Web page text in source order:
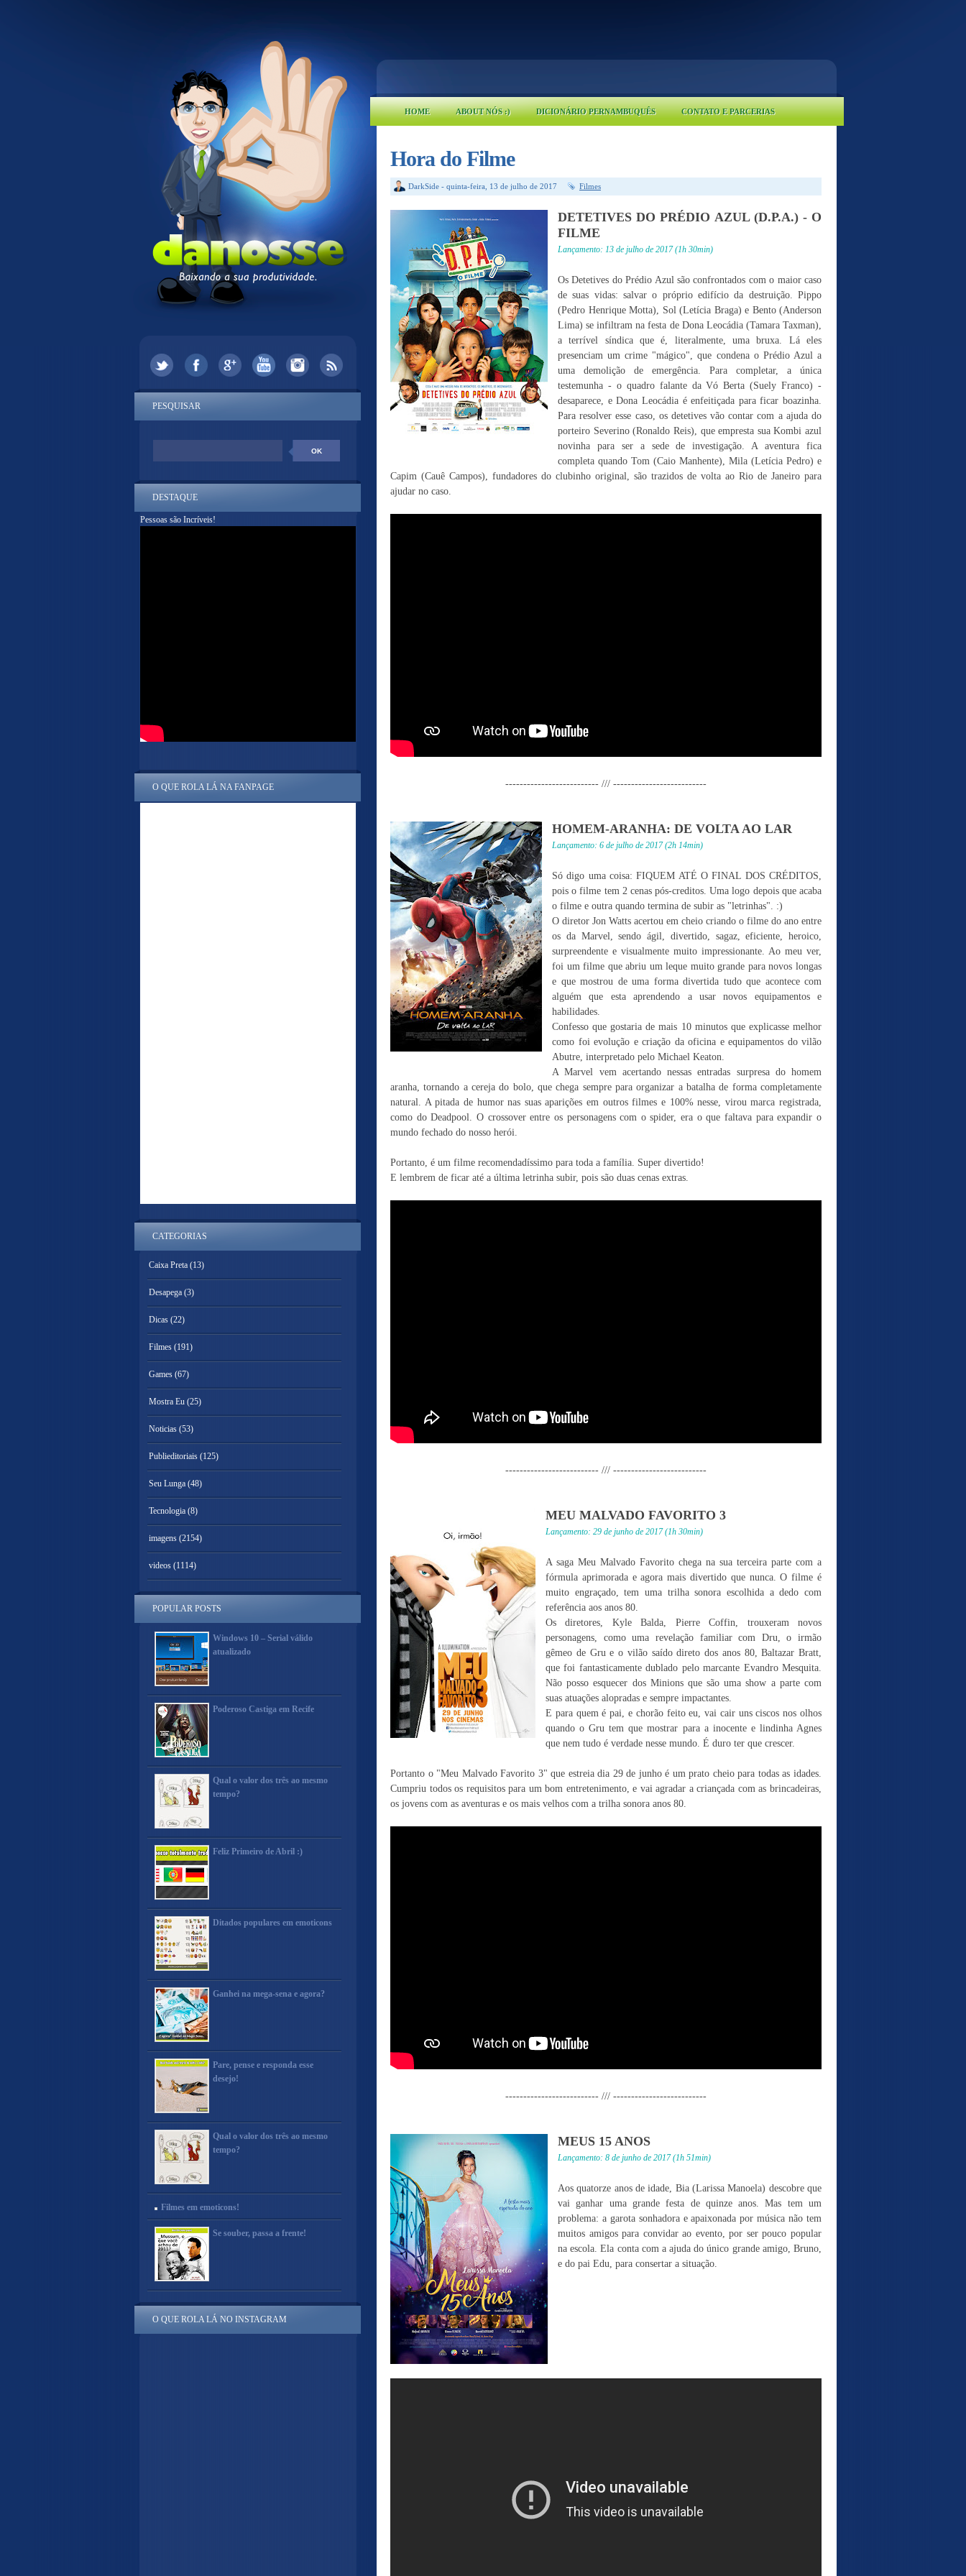
HOME ABOUT NÓS :) DICIONÁRIO PERNAMBUQUÊS CONTATO E PARCERIAS
Hora do Filme
DarkSide - quinta-feira, 13 de julho de 2017 Filmes
DETETIVES DO PRÉDIO AZUL (D.P.A.) - O
FILME
Lançamento: 13 de julho de 2017 (1h 30min)
Os Detetives do Prédio Azul são confrontados com o maior caso
de suas vidas: salvar o próprio edifício da destruição. Pippo
(Pedro Henrique Motta), Sol (Letícia Braga) e Bento (Anderson
Lima) se infiltram na festa de Dona Leocádia (Tamara Taxman),
a terrível síndica que é, literalmente, uma bruxa. Lá eles
presenciam um crime "mágico", que condena o Prédio Azul a
uma demolição de emergência. Para completar, a única
testemunha - o quadro falante da Vó Berta (Suely Franco) -
desaparece, e Dona Leocádia é enfeitiçada para ficar boazinha.
Para resolver esse caso, os detetives vão contar com a ajuda do
porteiro Severino (Ronaldo Reis), que empresta sua Kombi azul
novinha para ser a sede de investigação. A aventura fica
completa quando Tom (Caio Manhente), Mila (Letícia Pedro) e
Capim (Cauê Campos), fundadores do clubinho original, são trazidos de volta ao Rio de Janeiro para
ajudar no caso.
-------------------------- /// --------------------------
HOMEM-ARANHA: DE VOLTA AO LAR
Lançamento: 6 de julho de 2017 (2h 14min)
Só digo uma coisa: FIQUEM ATÉ O FINAL DOS CRÉDITOS,
pois o filme tem 2 cenas pós-creditos. Uma logo depois que acaba
o filme e outra quando termina de subir as "letrinhas". :)
O diretor Jon Watts acertou em cheio criando o filme do ano entre
os da Marvel, sendo ágil, divertido, sagaz, eficiente, heroico,
surpreendente e visualmente muito impressionante. Ao meu ver,
foi um filme que abriu um leque muito grande para novos longas
e que mostrou de uma forma divertida tudo que acontece com
alguém que esta aprendendo a usar novos equipamentos e
habilidades.
Confesso que gostaria de mais 10 minutos que explicasse melhor
como foi evolução e criação da oficina e equipamentos do vilão
Abutre, interpretado pelo Michael Keaton.
A Marvel vem acertando nessas entradas surpresa do homem
aranha, tornando a cereja do bolo, que chega sempre para organizar a batalha de forma completamente
natural. A pitada de humor nas suas aparições em outros filmes e 100% nesse, virou marca registrada,
como do Deadpool. O crossover entre os personagens com o spider, era o que faltava para expandir o
mundo fechado do nosso herói.
Portanto, é um filme recomendadíssimo para toda a família. Super divertido!
E lembrem de ficar até a última letrinha subir, pois são duas cenas extras.
-------------------------- /// --------------------------
MEU MALVADO FAVORITO 3
Lançamento: 29 de junho de 2017 (1h 30min)
A saga Meu Malvado Favorito chega na sua terceira parte com a
fórmula aprimorada e agora mais divertido que nunca. O filme é
muito engraçado, tem uma trilha sonora escolhida a dedo com
referência aos anos 80.
Os diretores, Kyle Balda, Pierre Coffin, trouxeram novos
personagens, como uma revelação familiar com Dru, o irmão
gêmeo de Gru e o vilão saído direto dos anos 80, Baltazar Bratt,
que foi fantasticamente dublado pelo marcante Evandro Mesquita.
Não posso esquecer dos Minions que são uma show a parte com
suas atuações alopradas e sempre impactantes.
E para quem é pai, e chorão feito eu, vai cair uns ciscos nos olhos
quando o Gru tem que mostrar para a inocente e lindinha Agnes
que nem tudo é verdade nesse mundo. É duro ter que crescer.
Portanto o "Meu Malvado Favorito 3" que estreia dia 29 de junho é um prato cheio para todas as idades.
Cumpriu todos os requisitos para um bom entretenimento, e vai agradar a criançada com as brincadeiras,
os jovens com as aventuras e os mais velhos com a trilha sonora anos 80.
-------------------------- /// --------------------------
MEUS 15 ANOS
Lançamento: 8 de junho de 2017 (1h 51min)
Aos quatorze anos de idade, Bia (Larissa Manoela) descobre que
vai ganhar uma grande festa de quinze anos. Mas tem um
problema: a garota sonhadora e apaixonada por música não tem
muitos amigos para convidar ao evento, por ser pouco popular
na escola. Ela conta com a ajuda do único grande amigo, Bruno,
e do pai Edu, para consertar a situação.
PESQUISAR
DESTAQUE
Pessoas são Incríveis!
O QUE ROLA LÁ NA FANPAGE
CATEGORIAS
Caixa Preta (13)
Desapega (3)
Dicas (22)
Filmes (191)
Games (67)
Mostra Eu (25)
Noticias (53)
Publieditoriais (125)
Seu Lunga (48)
Tecnologia (8)
imagens (2154)
videos (1114)
POPULAR POSTS
Windows 10 – Serial válido
atualizado
Poderoso Castiga em Recife
Qual o valor dos três ao mesmo
tempo?
Feliz Primeiro de Abril :)
Ditados populares em emoticons
Ganhei na mega-sena e agora?
Pare, pense e responda esse
desejo!
Qual o valor dos três ao mesmo
tempo?
Filmes em emoticons!
Se souber, passa a frente!
O QUE ROLA LÁ NO INSTAGRAM